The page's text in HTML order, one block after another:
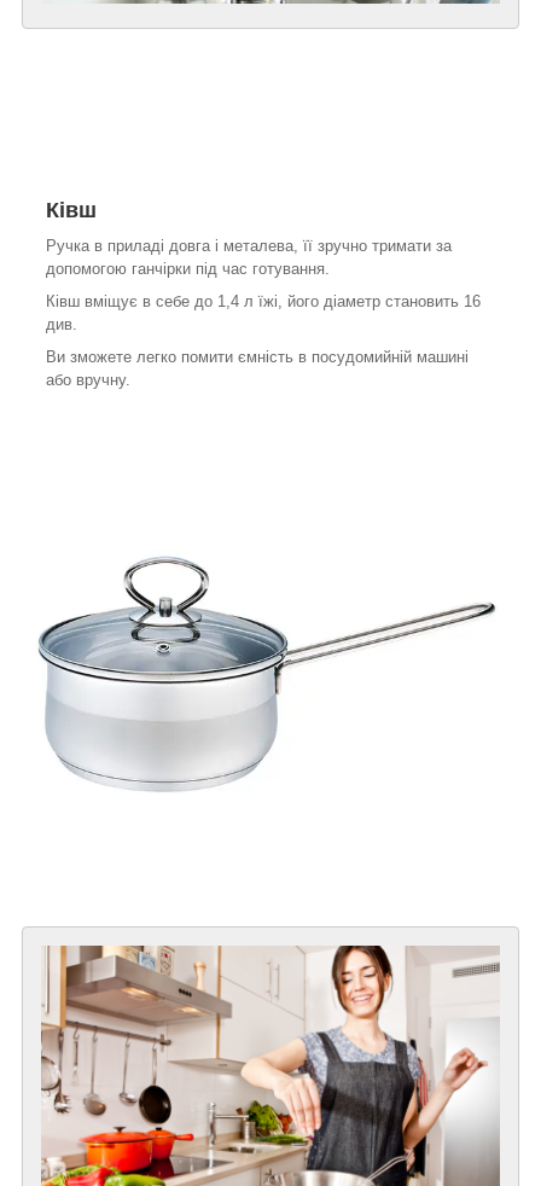
Ківш
Ручка в приладі довга і металева, її зручно тримати за
допомогою ганчірки під час готування.
Ківш вміщує в себе до 1,4 л їжі, його діаметр становить 16
див.
Ви зможете легко помити ємність в посудомийній машині
або вручну.